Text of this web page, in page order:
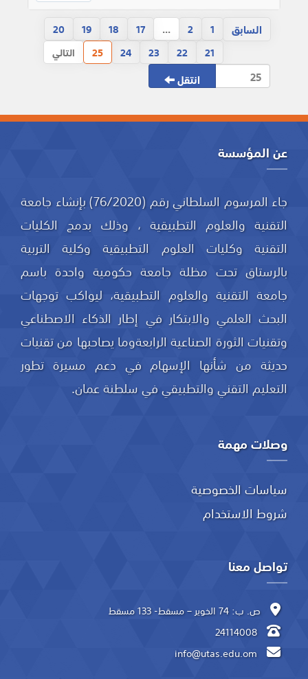
السابق 1
2
...
17
18
19
20
21
22
23
24
25 التالي
انتقل
عن المؤسسة
جاء المرسوم السلطاني رقم (76/2020) بإنشاء جامعة
التقنية والعلوم التطبيقية ، وذلك بدمج الكليات
التقنية وكليات العلوم التطبيقية وكلية التربية
بالرستاق تحت مظلة جامعة حكومية واحدة باسم
جامعة التقنية والعلوم التطبيقية، ليواكب توجهات
البحث العلمي والابتكار في إطار الذكاء الاصطناعي
وتقنيات الثورة الصناعية الرابعةوما يصاحبها من تقنيات
حديثة من شأنها الإسهام في دعم مسيرة تطور
التعليم التقني والتطبيقي في سلطنة عمان.
وصلات مهمة
سياسات الخصوصية
شروط الاستخدام
تواصل معنا
ص. ب: 74 الخوير – مسقط- 133 مسقط
24114008